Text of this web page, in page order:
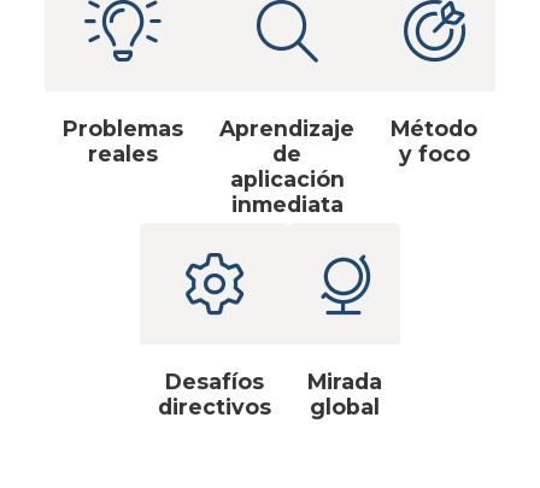
Problemas
reales
Aprendizaje
de
aplicación
inmediata
Método
y foco
Desafíos
directivos
Mirada
global